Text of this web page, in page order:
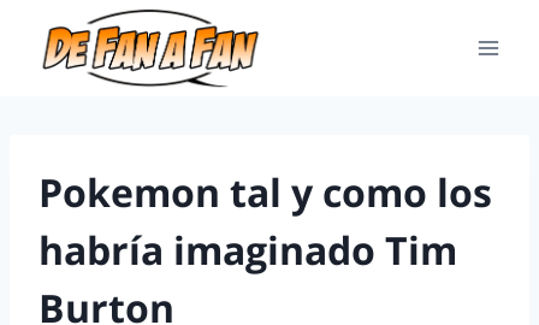
Pokemon tal y como los
habría imaginado Tim
Burton